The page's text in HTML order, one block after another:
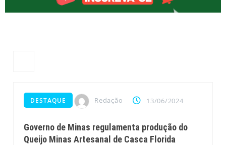
DESTAQUE Redação 13/06/2024
Governo de Minas regulamenta produção do
Queijo Minas Artesanal de Casca Florida